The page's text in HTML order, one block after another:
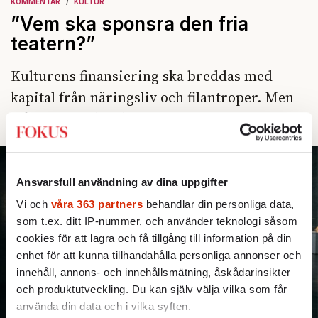
Ansvarsfull användning av dina uppgifter
Vi och våra 363 partners behandlar din personliga data,
som t.ex. ditt IP-nummer, och använder teknologi såsom
cookies för att lagra och få tillgång till information på din
enhet för att kunna tillhandahålla personliga annonser och
innehåll, annons- och innehållsmätning, åskådarinsikter
och produktutveckling. Du kan själv välja vilka som får
använda din data och i vilka syften.
”Vem ska sponsra den fria
teatern?”
Kulturens finansiering ska breddas med
kapital från näringsliv och filantroper. Men
frågan är, vilken kultur?